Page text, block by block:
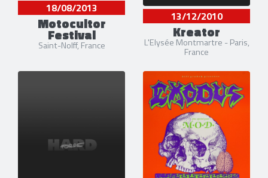
18/08/2013
Motocultor
Festival
Saint-Nolff, France
13/12/2010
Kreator
L'Elysée Montmartre - Paris,
France